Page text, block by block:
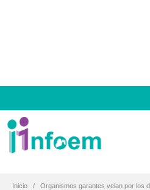
Inicio Organismos garantes velan por los